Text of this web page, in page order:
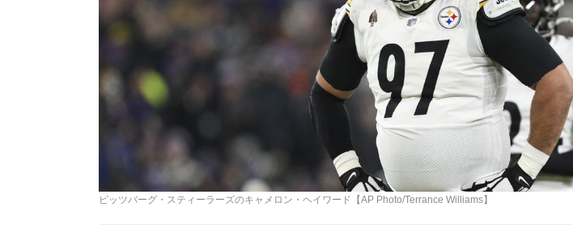
ピッツバーグ・スティーラーズのキャメロン・ヘイワード【AP Photo/Terrance Williams】